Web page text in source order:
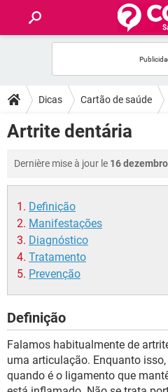
FORUMS
SAÚDE
FAMÍLIA
BEM-ESTAR
SEXUALIDADE
Dicas Cartão de saúde
Artrite dentária
Dernière mise à jour le 16
Definição
Manifestações
Diagnóstico
Tratamento
Prevenção
Definição
Falamos habitualmente de
uma articulação. Enquanto
quando é o ligamento que